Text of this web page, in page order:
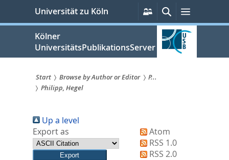
springen
Universität zu Köln
Persönliche
Services
SucheMenü
Kölner
UniversitätsPublikationsServer
Sie
sind
hier:
Start Browse by Author or Editor
P...
Philipp, Hegel
Up a level
Export as
Atom
RSS 1.0
RSS 2.0